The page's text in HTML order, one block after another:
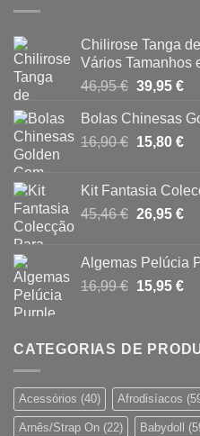
Chilirose Tanga
Vários Tamanhos
46,95€ O
original
era:
39,95 €O
é:
Bolas Chinesas
16,90€ O
era:
16,90 €.
15,80 €O
é:
Kit Fantasia
45,46€ O
era:
45,46 €.
26,95 €O
é:
Algemas Pelúcia
16,99€ O
era:
15,95 €O
é:
CATEGORIAS DE
Acessórios (40) Afrodisíacos
Arnês/Strap On (22) Babydoll